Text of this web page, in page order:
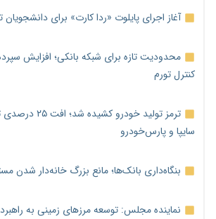
آغاز اجرای پایلوت «ردا کارت» برای
محدودیت تازه برای شبکه بانکی؛ افزایش
کنترل تورم
ترمز تولید خودرو
سایپا و پارس‌خودرو
بنگاه‌داری بانک‌ها؛ مانع بزرگ خانه‌دار شدن
نماینده مجلس: توسعه مرزهای زمینی به راهبرد